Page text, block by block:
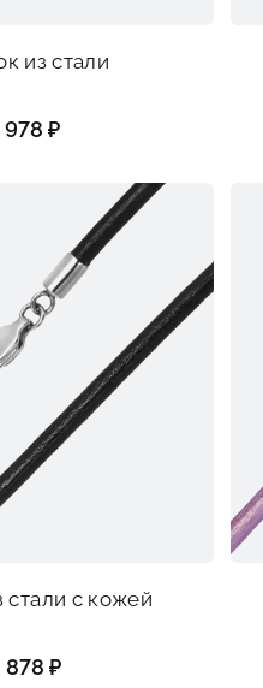
из стали
978 ₽
стали с кожей
878 ₽